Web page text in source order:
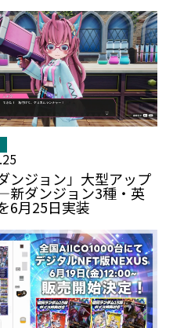
ンジョン」大型アップ
新ダンジョン3種・英
6月25日実装